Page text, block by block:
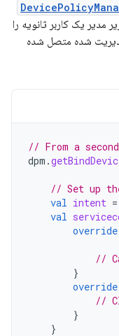
مدیر یک کاربر ثانویه را
شده متصل شده
// From a
dpm .
// Set up
val intent =
val
override
//
}
override
//
}
}